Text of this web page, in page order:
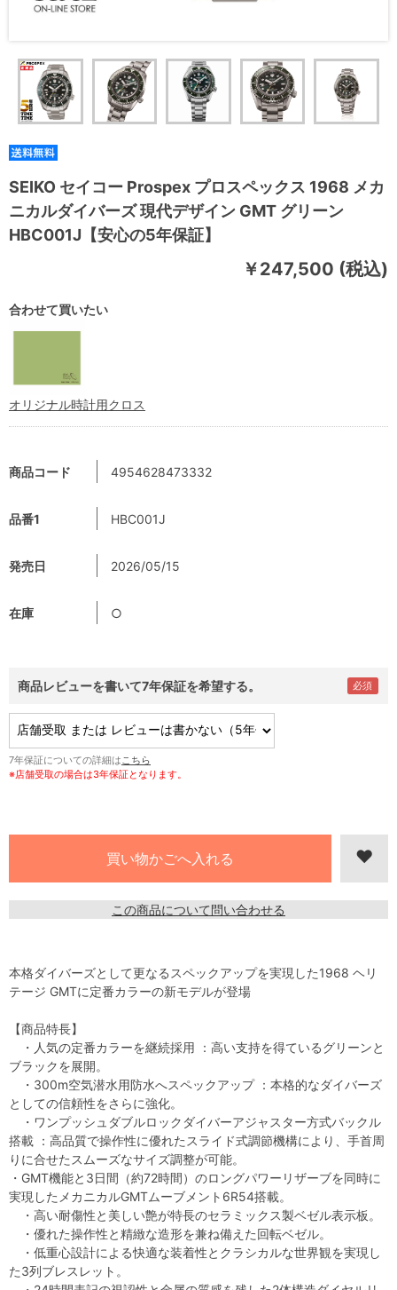
SEIKO セイコー Prospex プロスペックス 1968 メカ
ニカルダイバーズ 現代デザイン GMT グリーン
HBC001J【安心の5年保証】
￥247,500 (税込)
商品コード 4954628473332
品番1 HBC001J
発売日 2026/05/15
在庫 ○
商品レビューを書いて7年保証を希望する。
7年保証についての詳細は こちら
※店舗受取の場合は3年保証となります。
この商品について問い合わせる
合わせて買いたい
オリジナル時計用クロス
本格ダイバーズとして更なるスペックアップを実現した1968 ヘリ
テージ GMTに定番カラーの新モデルが登場
【商品特長】
・人気の定番カラーを継続採用 ：高い支持を得ているグリーンと
ブラックを展開。
・300m空気潜水用防水へスペックアップ ：本格的なダイバーズ
としての信頼性をさらに強化。
・ワンプッシュダブルロックダイバーアジャスター方式バックル
搭載 ：高品質で操作性に優れたスライド式調節機構により、手首周
りに合せたスムーズなサイズ調整が可能。
・GMT機能と3日間（約72時間）のロングパワーリザーブを同時に
実現したメカニカルGMTムーブメント6R54搭載。
・高い耐傷性と美しい艶が特長のセラミックス製ベゼル表示板。
・優れた操作性と精緻な造形を兼ね備えた回転ベゼル。
・低重心設計による快適な装着性とクラシカルな世界観を実現し
た3列ブレスレット。